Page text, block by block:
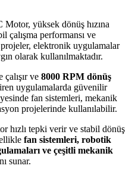
yüksek dönüş hızına
çalışma performansı ve
elektronik uygulamalar
olarak kullanılmaktadır.
çalışır ve 8000 RPM dönüş
uygulamalarda güvenilir
fan sistemleri, mekanik
projelerinde kullanılabilir.
hızlı tepki verir ve stabil dönüş
fan sistemleri, robotik
ve çeşitli mekanik
sunar.